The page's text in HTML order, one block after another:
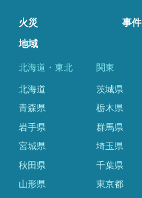
火災 事件
地域
北海道・東北
北海道
青森県
岩手県
宮城県
秋田県
山形県
関東
茨城県
栃木県
群馬県
埼玉県
千葉県
東京都